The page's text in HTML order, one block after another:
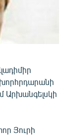
խորհրդարանի
Արխանգելսկի
Յուրի